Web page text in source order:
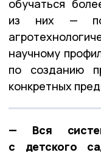
обучаться
из них — по
научному
по созданию
конкретных
— Вся
с детского